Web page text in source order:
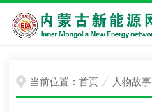
当前位置：首页 人物故事